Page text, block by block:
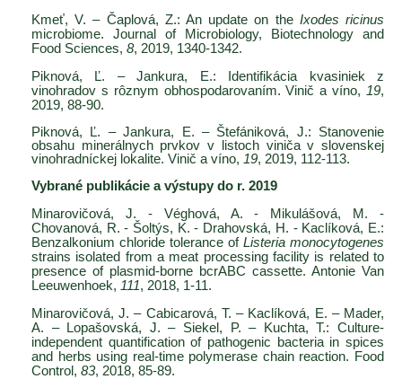
Kmeť, V. – Čaplová, Z.: An update on the Ixodes ricinus
microbiome. Journal of Microbiology, Biotechnology and
Food Sciences, 8, 2019, 1340-1342.
Piknová, Ľ. – Jankura, E.: Identifikácia kvasiniek z
vinohradov s rôznym obhospodarovaním. Vinič a víno, 19,
2019, 88-90.
Piknová, Ľ. – Jankura, E. – Štefániková, J.: Stanovenie
obsahu minerálnych prvkov v listoch viniča v slovenskej
vinohradníckej lokalite. Vinič a víno, 19, 2019, 112-113.
Vybrané publikácie a výstupy do r. 2019
Minarovičová, J. - Véghová, A. - Mikulášová, M. -
Chovanová, R. - Šoltýs, K. - Drahovská, H. - Kaclíková, E.:
Benzalkonium chloride tolerance of Listeria monocytogenes
strains isolated from a meat processing facility is related to
presence of plasmid-borne bcrABC cassette. Antonie Van
Leeuwenhoek, 111, 2018, 1-11.
Minarovičová, J. – Cabicarová, T. – Kaclíková, E. – Mader,
A. – Lopašovská, J. – Siekel, P. – Kuchta, T.: Culture-
independent quantification of pathogenic bacteria in spices
and herbs using real-time polymerase chain reaction. Food
Control, 83, 2018, 85-89.